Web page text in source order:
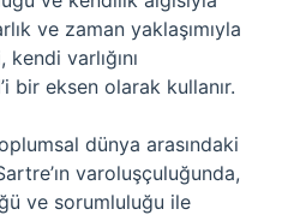
ve zaman yaklaşımıyla
varlığını
bir eksen olarak kullanır.
dünya arasındaki
varoluşçuluğunda,
ve sorumluluğu ile